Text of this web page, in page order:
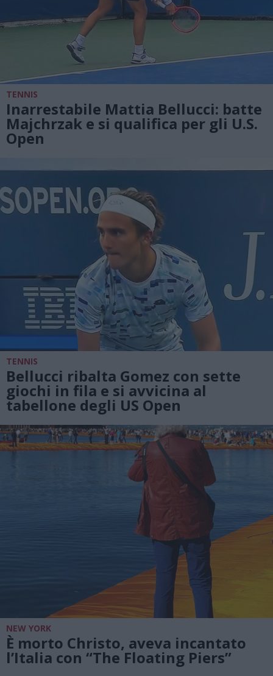
TENNIS
Inarrestabile Mattia Bellucci: batte
Majchrzak e si qualifica per gli U.S.
Open
TENNIS
Bellucci ribalta Gomez con sette
giochi in fila e si avvicina al
tabellone degli US Open
NEW YORK
È morto Christo, aveva incantato
l’Italia con “The Floating Piers”